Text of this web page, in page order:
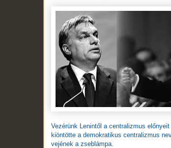
Vezérünk Lenintől a centralizmus
kiöntötte a demokratikus centralizmus
vejének a zseblámpa.